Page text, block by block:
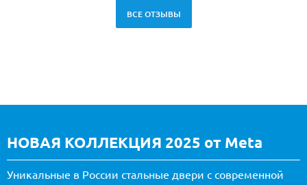
ВСЕ ОТЗЫВЫ
НОВАЯ КОЛЛЕКЦИЯ 2025 от Meta
Уникальные в России стальные двери с современной